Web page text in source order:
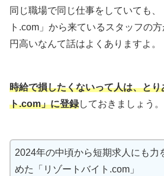
同じ職場で同じ仕事をしていても、
ト.com」から来ているスタッフの
円高いなんて話はよくありますよ。
時給で損したくないって人は、と
ト.com」に登録しておきましょう。
2024年の中頃から短期求人にも力
めた「リゾートバイト.com」